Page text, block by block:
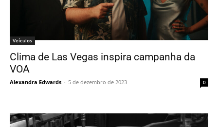
Veículos
Clima de Las Vegas inspira campanha da
VOA
Alexandra Edwards - 5 de dezembro de 2023 0